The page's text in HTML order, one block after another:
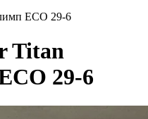
ЕСО 29-6
Titan
29-6